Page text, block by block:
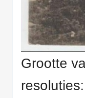
Grootte
resoluties: